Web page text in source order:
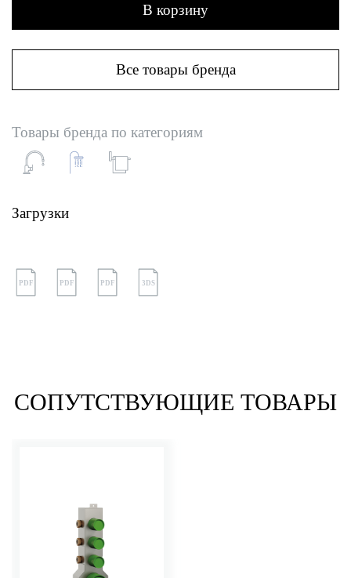
В корзину
Все товары бренда
Товары бренда по категориям
Загрузки
PDF PDF PDF 3DS
СОПУТСТВУЮЩИЕ ТОВАРЫ